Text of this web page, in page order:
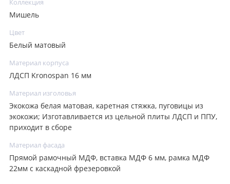
Коллекция
Мишель
Цвет
Белый матовый
Материал корпуса
ЛДСП Kronospan 16 мм
Материал изголовья
Экокожа белая матовая, каретная стяжка, пуговицы из
экокожи; Изготавливается из цельной плиты ЛДСП и ППУ,
приходит в сборе
Материал фасада
Прямой рамочный МДФ, вставка МДФ 6 мм, рамка МДФ
22мм с каскадной фрезеровкой